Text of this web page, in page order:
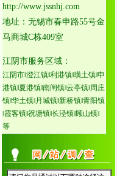
http://www.jssnhj.com
地址：无锡市春申路55号金
马商城C栋409室
江阴市服务区域：
江阴市‖澄江镇‖利港镇‖璜土镇‖申
港镇‖夏港镇‖南闸镇‖云亭镇‖周庄
镇‖华土镇‖月城镇‖新桥镇‖青阳镇
‖霞客镇‖祝塘镇‖长泾镇‖顾山镇‖
等